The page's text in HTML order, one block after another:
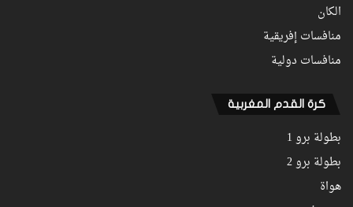
الكان
منافسات إفريقية
منافسات دولية
كرة القدم المغربية
بطولة برو 1
بطولة برو 2
هواة